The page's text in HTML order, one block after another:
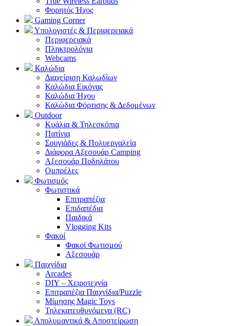
Φορητός Ήχος
Gaming Corner
Υπολογιστές & Περιφερειακά
Περιφερειακά
Πληκτρολόγια
Webcams
Καλώδια
Διαχείριση Καλωδίων
Καλώδια Εικόνας
Καλώδια Ήχου
Καλώδια Φόρτισης & Δεδομένων
Outdoor
Κυάλια & Τηλεσκόπια
Πατίνια
Σουγιάδες & Πολυεργαλεία
Διάφορα Αξεσουάρ Camping
Αξεσουάρ Ποδηλάτου
Ομπρέλες
Φωτισμός
Φωτιστικά
Επιτραπέζια
Επιδαπέδια
Παιδικά
Vlogging Kits
Φακοί
Φακοί Φωτισμού
Αξεσουάρ
Παιχνίδια
Arcades
DIY – Χειροτεχνία
Επιτραπέζια Παιχνίδια/Puzzle
Μίμησης Magic Toys
Τηλεκατευθυνόμενα (RC)
Απολυμαντικά & Αποστείρωση